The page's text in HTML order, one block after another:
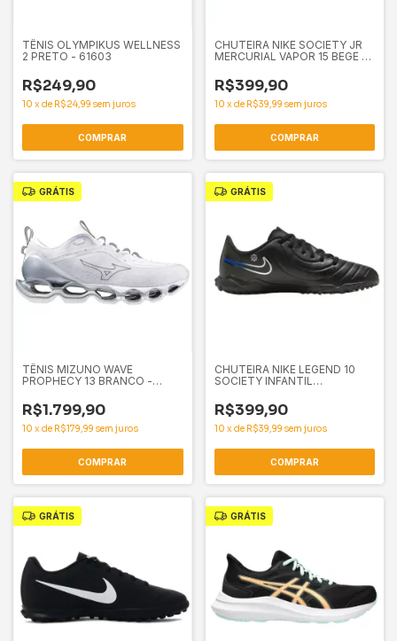
TÊNIS OLYMPIKUS WELLNESS
2 PRETO - 61603
R$249,90
10 x de R$24,99 sem juros
COMPRAR
CHUTEIRA NIKE SOCIETY JR
MERCURIAL VAPOR 15 BEGE -
R$399,90
10 x de R$39,99 sem juros
COMPRAR
GRÁTIS
TÊNIS MIZUNO WAVE
PROPHECY 13 BRANCO -
R$1.799,90
10 xde R$179,99 sem juros
COMPRAR
GRÁTIS
CHUTEIRA NIKE LEGEND 10
SOCIETY INFANTIL
R$399,90
10 xde R$39,99 sem juros
COMPRAR
GRÁTIS GRÁTIS